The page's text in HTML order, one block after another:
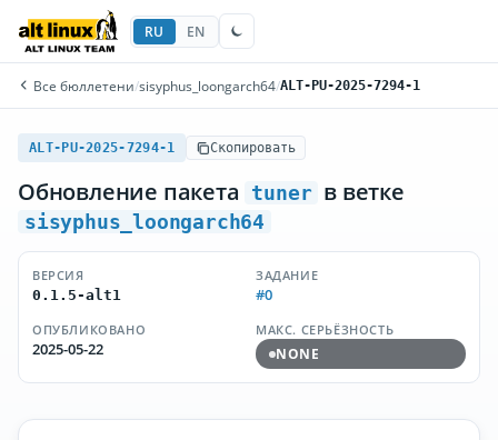
RU EN
Все бюллетени/sisyphus_loongarch64/ALT-PU-2025-7294-1
ALT-PU-2025-7294-1 Скопировать
Обновление пакета tuner в ветке
sisyphus_loongarch64
ВЕРСИЯ
0.1.5-alt1
ЗАДАНИЕ
#0
ОПУБЛИКОВАНО
2025-05-22
МАКС. СЕРЬЁЗНОСТЬ
NONE